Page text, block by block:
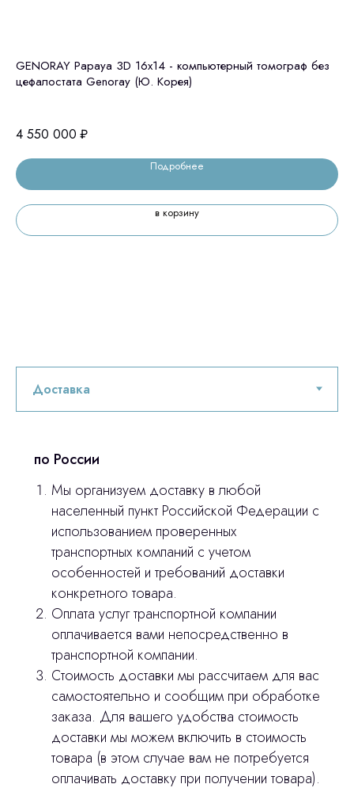
GENORAY Papaya 3D 16x14 - компьютерный томограф без
цефалостата Genoray (Ю. Корея)
4 550 000 ₽
Подробнее
в корзину
по России
Мы организуем доставку в любой
населенный пункт Российской Федерации с
использованием проверенных
транспортных компаний с учетом
особенностей и требований доставки
конкретного товара.
Оплата услуг транспортной компании
оплачивается вами непосредственно в
транспортной компании.
Стоимость доставки мы рассчитаем для вас
самостоятельно и сообщим при обработке
заказа. Для вашего удобства стоимость
доставки мы можем включить в стоимость
товара (в этом случае вам не потребуется
оплачивать доставку при получении товара).
Остались вопросы
оставьте контакты, мы свяжемся и
ответим на все вопросы
© 2024 ЛС Дентал Групп
Продукция
Оплата и доставка
Контакты